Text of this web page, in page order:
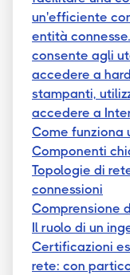
un'efficiente
entità
consente agli
accedere a
stampanti,
accedere a
Come funziona
Componenti
Topologie di
connessioni
Comprensione
Il ruolo di un
Certificazioni
rete: con